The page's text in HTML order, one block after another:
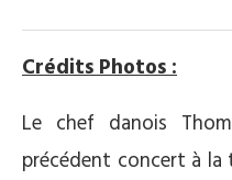
Crédits Photos :
Le chef danois
précédent concert à la